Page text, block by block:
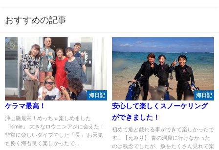
おすすめの記事
海日記
ケラマ最高！
沖山礁最高！めっちゃ楽しめました
「kimie」 大きなロウニンアジに会えた！
非常に楽しいダイブでした「長」 お天気
も良く海も良く楽しかったで...
海日記
安心して楽しくスノーケリング
ができました！
初めて魚と戯れる事ができて楽しかったで
す！【えみり】 青の洞窟に行けなかった
のは残念でしたが、魚をたくさん見れて楽